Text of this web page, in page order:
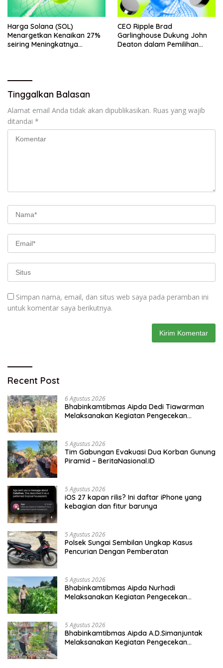
Harga Solana (SOL)
Menargetkan Kenaikan 27%
seiring Meningkatnya
CEO Ripple Brad
Garlinghouse Dukung John
Deaton dalam Pemilihan
Tinggalkan Balasan
Alamat email Anda tidak akan dipublikasikan. Ruas yang wajib
ditandai *
Simpan nama, email, dan situs web saya pada peramban ini
untuk komentar saya berikutnya.
Recent Post
6 Agustus 2026
Bhabinkamtibmas Aipda Dedi Tiawarman
Melaksanakan Kegiatan Pengecekan
5 Agustus 2026
Tim Gabungan Evakuasi Dua Korban Gunung
Piramid – BeritaNasional.ID
5 Agustus 2026
iOS 27 kapan rilis? Ini daftar iPhone yang
kebagian dan fitur barunya
5 Agustus 2026
Polsek Sungai Sembilan Ungkap Kasus
Pencurian Dengan Pemberatan
5 Agustus 2026
Bhabinkamtibmas Aipda Nurhadi
Melaksanakan Kegiatan Pengecekan
5 Agustus 2026
Bhabinkamtibmas Aipda A.D.Simanjuntak
Melaksanakan Kegiatan Pengecekan